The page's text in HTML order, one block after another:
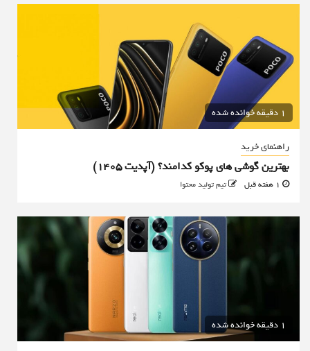
1 دقیقه خوانده شده
راهنمای خرید
بهترین گوشی های پوکو کدامند؟ (آپدیت ۱۴۰۵)
تیم تولید محتوا
1 دقیقه خوانده شده